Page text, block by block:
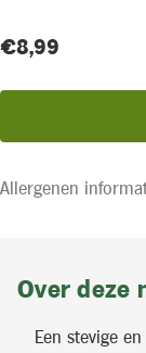
Huidige
Product
€8,99
Allergenen
Over deze
Een stevige